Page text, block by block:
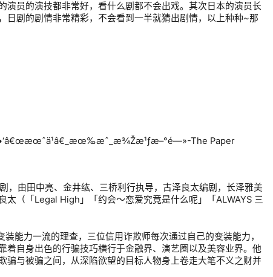
演员的演技都非常好，看什么剧都不会出戏。其次日本的演员长
日剧的剧情非常精彩，不会看到一半就猜出剧情，以上种种~那
，由田中亮、金井纮、三桥利行执导，古泽良太编剧，长泽雅美
太（「Legal High」「约会～恋爱究竟是什么呢」「ALWAYS 三
能力一流的理查，三位信用诈欺师每次通过自己的变装能力，
着自身出色的行骗技巧横行于金融界、演艺圈以及美容业界。他
骗与被骗之间，从深陷欲望的目标人物身上卷走大笔不义之财并